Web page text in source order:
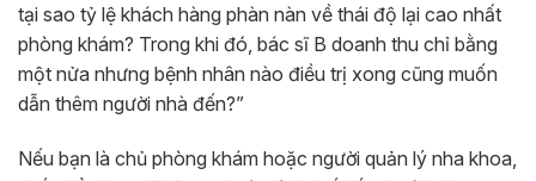
tại sao tỷ lệ khách hàng phàn nàn về thái độ lại cao nhất
phòng khám? Trong khi đó, bác sĩ B doanh thu chỉ bằng
một nửa nhưng bệnh nhân nào điều trị xong cũng muốn
dẫn thêm người nhà đến?”
Nếu bạn là chủ phòng khám hoặc người quản lý nha khoa,